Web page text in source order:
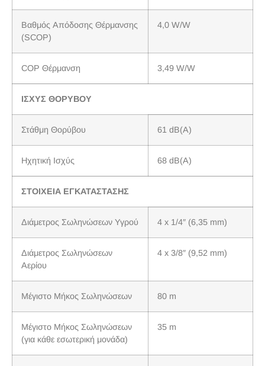
Βαθμός Απόδοσης Θέρμανσης
(SCOP)
4,0 W/W
COP Θέρμανση 3,49 W/W
ΙΣΧΥΣ ΘΟΡΥΒΟΥ
Στάθμη Θορύβου 61 dB(A)
Ηχητική Ισχύς 68 dB(A)
ΣΤΟΙΧΕΙΑ ΕΓΚΑΤΑΣΤΑΣΗΣ
Διάμετρος Σωληνώσεων Υγρού 4 x 1/4″ (6,35 mm)
Διάμετρος Σωληνώσεων
Αερίου
4 x 3/8″ (9,52 mm)
Μέγιστο Μήκος Σωληνώσεων 80 m
Μέγιστο Μήκος Σωληνώσεων
(για κάθε εσωτερική μονάδα)
35 m